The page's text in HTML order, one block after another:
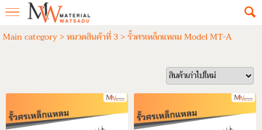
Main category>หมวดสินค้าที่ 3>รั้วศรเหล็กแหลม Model MT-A